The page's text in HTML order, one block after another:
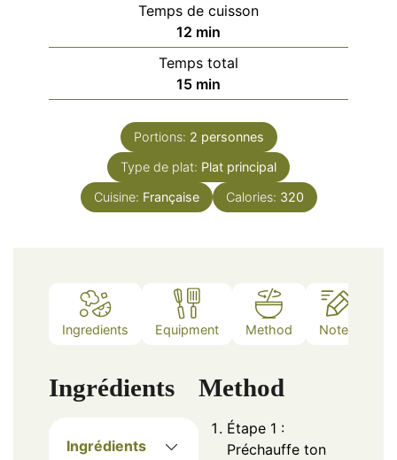
Temps de cuisson
12 minutes
min
Temps total
15minutes
min
Portions: 2 personnes
Type de plat: Plat principal
Cuisine: Française Calories: 320
Ingredients Equipment Method Notes
Ingrédients
Ingrédients
Method
Étape 1 :
Préchauffe ton